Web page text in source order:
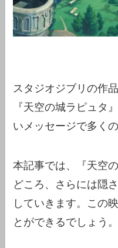
スタジオジブリの作
『天空の城ラピュタ
いメッセージで多く
本記事では、『天空
どころ、さらには隠
していきます。この
とができるでしょう。